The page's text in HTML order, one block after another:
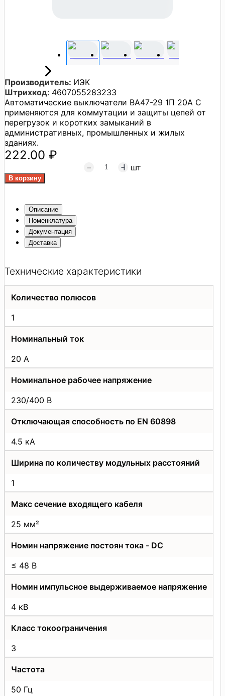
Производитель: ИЭК
Штрихкод: 4607055283233
Автоматические выключатели BA47-29 1П 20A С
применяются для коммутации и защиты цепей от
перегрузок и коротких замыканий в
административных, промышленных и жилых
зданиях.
222.00 ₽
шт
Описание
Номенклатура
Документация
Доставка
Технические характеристики
Количество полюсов
1
Номинальный ток
20 А
Номинальное рабочее напряжение
230/400 В
Отключающая способность по EN 60898
4.5 кА
Ширина по количеству модульных расстояний
1
Макс сечение входящего кабеля
25 мм²
Номин напряжение постоян тока - DC
≤ 48 В
Номин импульсное выдерживаемое напряжение
4 кВ
Класс токоограничения
3
Частота
50 Гц